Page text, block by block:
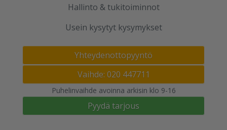
Hallinto & tukitoiminnot
Usein kysytyt kysymykset
Yhteydenottopyyntö
Vaihde: 020 447711
Puhelinvaihde avoinna arkisin klo 9-16
Pyydä tarjous